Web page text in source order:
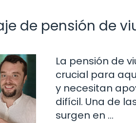
de pensión de
La pensión de
crucial para
y necesitan
difícil. Una de
surgen en …